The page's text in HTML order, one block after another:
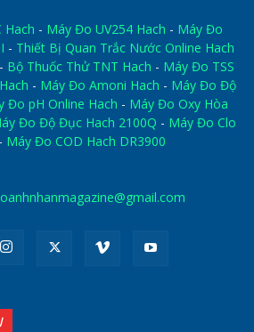
Hach - Máy Đo UV254 Hach - Máy Đo
- Thiết Bị Quan Trắc Nước Online Hach
- Bộ Thuốc Thử TNT Hach - Máy Đo TSS
- Máy Đo Amoni Hach - Máy Đo Độ
Đo pH Online Hach - Máy Đo Oxy Hòa
Đo Độ Đục Hach 2100Q - Máy Đo Clo
- Máy Đo COD Hach DR3900